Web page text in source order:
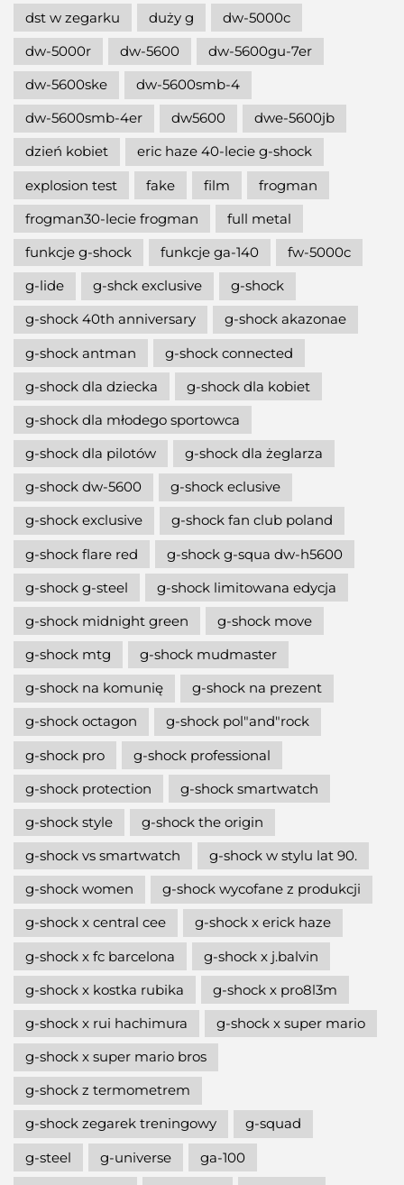
dst w zegarku
duży g
dw-5000c
dw-5000r
dw-5600
dw-5600gu-7er
dw-5600ske
dw-5600smb-4
dw-5600smb-4er
dw5600
dwe-5600jb
dzień kobiet
eric haze 40-lecie g-shock
explosion test
fake film
frogman
frogman30-lecie frogman
full metal
funkcje g-shock
funkcje ga-140
fw-5000c
g-lide
g-shck exclusive
g-shock
g-shock 40th anniversary
g-shock akazonae
g-shock antman
g-shock connected
g-shock dla dziecka
g-shock dla kobiet
g-shock dla młodego sportowca
g-shock dla pilotów
g-shock dla żeglarza
g-shock dw-5600
g-shock eclusive
g-shock exclusive
g-shock fan club poland
g-shock flare red
g-shock g-squa dw-h5600
g-shock g-steel
g-shock limitowana edycja
g-shock midnight green
g-shock move
g-shock mtg
g-shock mudmaster
g-shock na komunię
g-shock na prezent
g-shock octagon
g-shock pol"and"rock
g-shock pro
g-shock professional
g-shock protection
g-shock smartwatch
g-shock style
g-shock the origin
g-shock vs smartwatch
g-shock w stylu lat 90.
g-shock women
g-shock wycofane z produkcji
g-shock x central cee
g-shock x erick haze
g-shock x fc barcelona
g-shock x j.balvin
g-shock x kostka rubika
g-shock x pro8l3m
g-shock x rui hachimura
g-shock x super mario
g-shock x super mario bros
g-shock z termometrem
g-shock zegarek treningowy
g-squad
g-steel
g-universe
ga-100